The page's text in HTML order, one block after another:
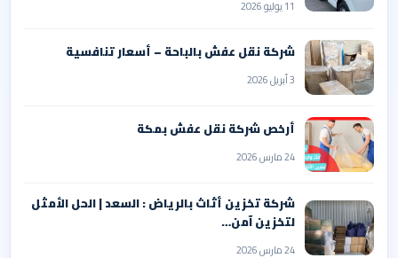
11 يوليو 2026
شركة نقل عفش بالباحة – أسعار تنافسية
3 أبريل 2026
أرخص شركة نقل عفش بمكة
24 مارس 2026
شركة تخزين أثاث بالرياض : السعد | الحل الأمثل
لتخزين آمن…
24 مارس 2026